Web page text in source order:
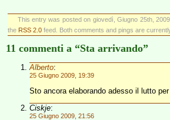
This entry was posted on giovedì, Giugno 25th,
the RSS 2.0 feed. Both comments and pings are
11 commenti a “Sta arrivando”
Alberto:
25 Giugno 2009, 19:39
Sto ancora elaborando adesso il lutto
Ciskje:
25 Giugno 2009, 21:56